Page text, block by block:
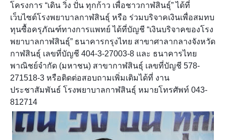
โครงการ “เดิน วิ่ง ปั่น ทุกก้าว เพื่อชาวกาฬสินธุ์” ได้ที่
เว็บไซต์โรงพยาบาลกาฬสินธุ์ หรือ ร่วมบริจาคเงินเพื่อสมทบ
ทุนซื้อครุภัณฑ์ทางการแพทย์ ได้ที่บัญชี “เงินบริจาคของโรง
พยาบาลกาฬสินธุ์” ธนาคารกรุงไทย สาขาศาลากลางจังหวัด
กาฬสินธุ์ เลขที่บัญชี 404-3-27003-8 และ ธนาคารไทย
พาณิชย์จำกัด (มหาชน) สาขากาฬสินธุ์ เลขที่บัญชี 578-
271518-3 หรือติดต่อสอบถามเพิ่มเติมได้ที่ งาน
ประชาสัมพันธ์ โรงพยาบาลกาฬสินธุ์ หมายโทรศัพท์ 043-
812714